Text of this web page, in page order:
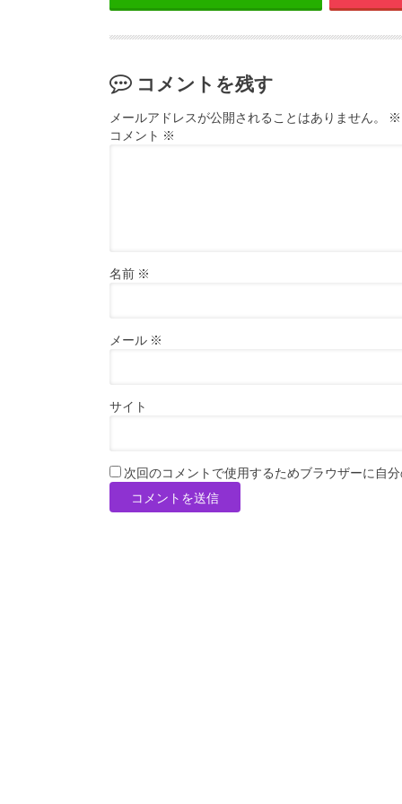
コメントを残す
メールアドレスが公開されることはありません。 ※
コメント ※
名前 ※
メール ※
サイト
次回のコメントで使用するためブラウザーに自